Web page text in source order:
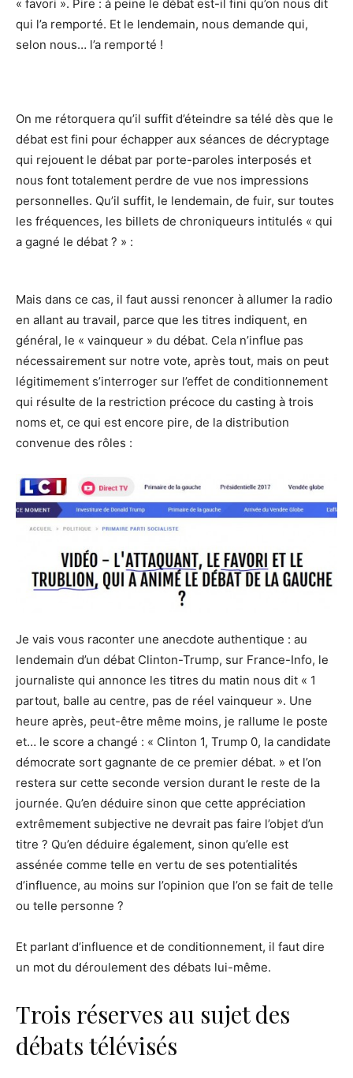
« favori ». Pire : à peine le débat est-il fini qu’on nous dit
qui l’a remporté. Et le lendemain, nous demande qui,
selon nous… l’a remporté !
On me rétorquera qu’il suffit d’éteindre sa télé dès que le
débat est fini pour échapper aux séances de décryptage
qui rejouent le débat par porte-paroles interposés et
nous font totalement perdre de vue nos impressions
personnelles. Qu’il suffit, le lendemain, de fuir, sur toutes
les fréquences, les billets de chroniqueurs intitulés « qui
a gagné le débat ? » :
Mais dans ce cas, il faut aussi renoncer à allumer la radio
en allant au travail, parce que les titres indiquent, en
général, le « vainqueur » du débat. Cela n’influe pas
nécessairement sur notre vote, après tout, mais on peut
légitimement s’interroger sur l’effet de conditionnement
qui résulte de la restriction précoce du casting à trois
noms et, ce qui est encore pire, de la distribution
convenue des rôles :
Je vais vous raconter une anecdote authentique : au
lendemain d’un débat Clinton-Trump, sur France-Info, le
journaliste qui annonce les titres du matin nous dit « 1
partout, balle au centre, pas de réel vainqueur ». Une
heure après, peut-être même moins, je rallume le poste
et… le score a changé : « Clinton 1, Trump 0, la candidate
démocrate sort gagnante de ce premier débat. » et l’on
restera sur cette seconde version durant le reste de la
journée. Qu’en déduire sinon que cette appréciation
extrêmement subjective ne devrait pas faire l’objet d’un
titre ? Qu’en déduire également, sinon qu’elle est
assénée comme telle en vertu de ses potentialités
d’influence, au moins sur l’opinion que l’on se fait de telle
ou telle personne ?
Et parlant d’influence et de conditionnement, il faut dire
un mot du déroulement des débats lui-même.
Trois réserves au sujet des
débats télévisés